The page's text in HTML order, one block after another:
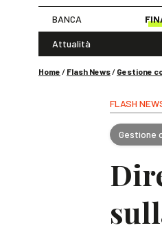
BANCA
Attualità
Home / Flash News/ Gestione
FLASH
Gestione